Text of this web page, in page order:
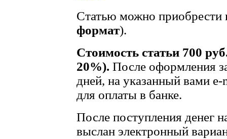
Статью можно приобрести
формат).
Стоимость статьи 700
20%). После оформления
дней, на указанный вами
для оплаты в банке.
После поступления денег
выслан электронный